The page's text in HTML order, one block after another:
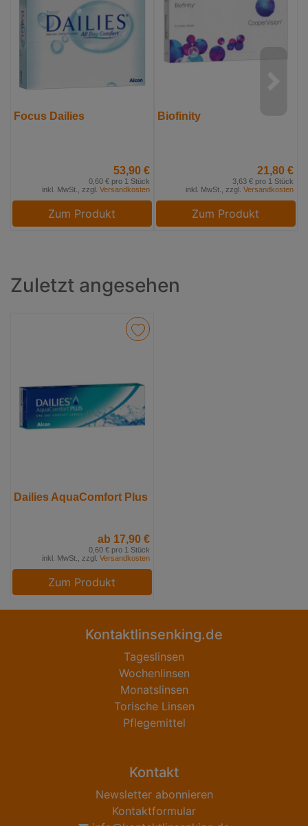
Focus Dailies
53,90 €
0,60 € pro 1 Stück
inkl. MwSt., zzgl. Versandkosten
Zum Produkt
Biofinity
21,80 €
3,63 € pro 1 Stück
inkl. MwSt., zzgl. Versandkosten
Zum Produkt
Zuletzt angesehen
Dailies AquaComfort Plus
ab 17,90 €
0,60 € pro 1 Stück
inkl. MwSt., zzgl. Versandkosten
Zum Produkt
Kontaktlinsenking.de
Tageslinsen
Wochenlinsen
Monatslinsen
Torische Linsen
Pflegemittel
Kontakt
Newsletter abonnieren
Kontaktformular